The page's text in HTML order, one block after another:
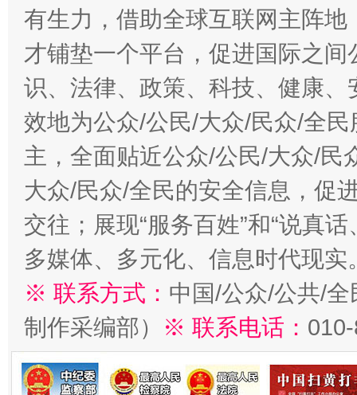
有生力，借助全球互联网主阵
才铺垫一个平台，促进国际之
识、法律、政策、科技、健康
效地为公众/公民/大众/民众/全
主，全面贴近公众/公民/大众/民
大众/民众/全民的安全信息，促
交往；展现“服务百姓”和“说真
多媒体、多元化、信息时代现实
※ 联系方式： 中国/公众/公共/
制作采编部）
※ 联系电话：